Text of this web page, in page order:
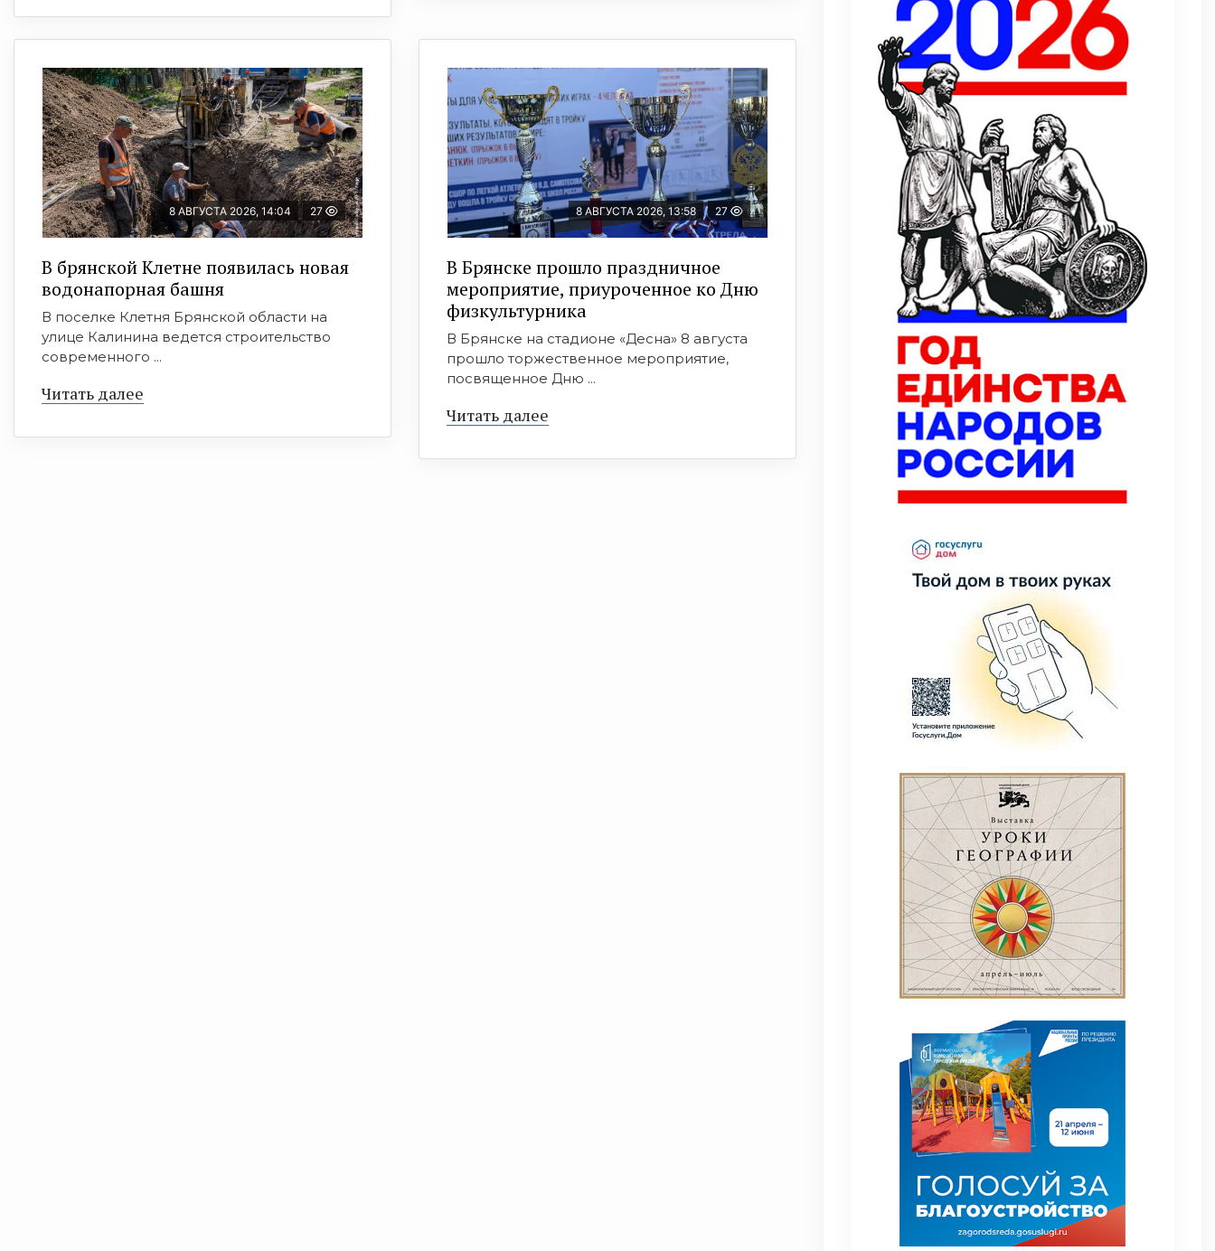
8 АВГУСТА 2026, 14:04 27
В брянской Клетне появилась новая
водонапорная башня
В поселке Клетня Брянской области на
улице Калинина ведется строительство
современного ...
Читать далее
8 АВГУСТА 2026, 13:58 27
В Брянске прошло праздничное
мероприятие, приуроченное ко Дню
физкультурника
В Брянске на стадионе «Десна» 8 августа
прошло торжественное мероприятие,
посвященное Дню ...
Читать далее